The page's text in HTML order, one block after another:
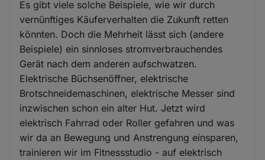
Es gibt viele solche Beispiele, wie wir durch
vernünftiges Käuferverhalten die Zukunft retten
könnten. Doch die Mehrheit lässt sich (andere
Beispiele) ein sinnloses stromverbrauchendes
Gerät nach dem anderen aufschwatzen.
Elektrische Büchsenöffner, elektrische
Brotschneidemaschinen, elektrische Messer sind
inzwischen schon ein alter Hut. Jetzt wird
elektrisch Fahrrad oder Roller gefahren und was
wir da an Bewegung und Anstrengung einsparen,
trainieren wir im Fitnessstudio - auf elektrisch